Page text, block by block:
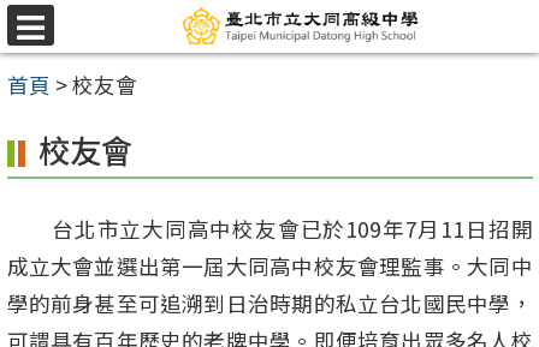
跳
至
主
內
選
單
首頁 >校友會
校友會
台北市立大同高中校友會已於109年7月11日招開
成立大會並選出第一屆大同高中校友會理監事。大同中
學的前身甚至可追溯到日治時期的私立台北國民中學，
可謂具有百年歷史的老牌中學。即便培育出眾多名人校